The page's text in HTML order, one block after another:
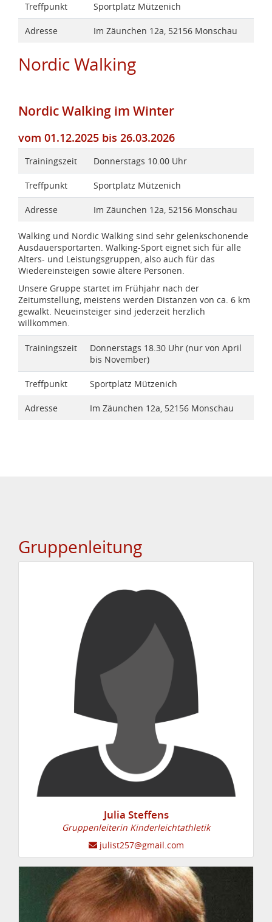
Treffpunkt Sportplatz Mützenich
Adresse Im Zäunchen 12a, 52156 Monschau
Nordic Walking
Nordic Walking im Winter
vom 01.12.2025 bis 26.03.2026
Trainingszeit Donnerstags 10.00 Uhr
Treffpunkt Sportplatz Mützenich
Adresse Im Zäunchen 12a, 52156 Monschau
Walking und Nordic Walking sind sehr gelenkschonende
Ausdauersportarten. Walking-Sport eignet sich für alle
Alters- und Leistungsgruppen, also auch für das
Wiedereinsteigen sowie ältere Personen.
Unsere Gruppe startet im Frühjahr nach der
Zeitumstellung, meistens werden Distanzen von ca. 6 km
gewalkt. Neueinsteiger sind jederzeit herzlich
willkommen.
Trainingszeit
Donnerstags 18.30 Uhr (nur von April
bis November)
Treffpunkt Sportplatz Mützenich
Adresse Im Zäunchen 12a, 52156 Monschau
Gruppenleitung
Julia Steffens
Gruppenleiterin Kinderleichtathletik
julist257@gmail.com